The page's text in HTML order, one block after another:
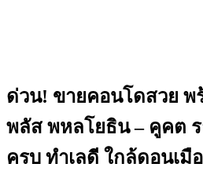
ด่วน! ขายคอนโดสวย พ
พลัส พหลโยธิน – คูคต
ครบ ทำเลดี ใกล้ดอนเมื